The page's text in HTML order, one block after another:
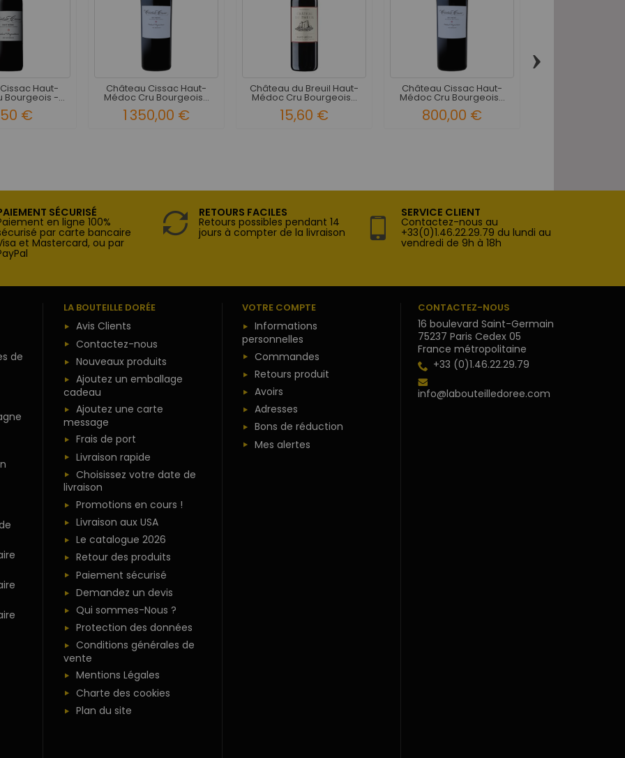
Haut-
Bourgeois -...
€
Château Cissac Haut-
Médoc Cru Bourgeois...
1 350,00 €
Château du Breuil Haut-
Médoc Cru Bourgeois...
15,60 €
Château Cissac Haut-
Médoc Cru Bourgeois...
800,00 €
›
SÉCURISÉ
en ligne 100%
par carte bancaire
et Mastercard, ou par
RETOURS FACILES
Retours possibles pendant 14
jours à compter de la livraison
SERVICE CLIENT
Contactez-nous au
+33(0)1.46.22.29.79 du lundi au
vendredi de 9h à 18h
de
LA BOUTEILLE DORÉE
Avis Clients
Contactez-nous
Nouveaux produits
Ajoutez un emballage
cadeau
Ajoutez une carte
message
Frais de port
Livraison rapide
Choisissez votre date de
livraison
Promotions en cours !
Livraison aux USA
Le catalogue 2026
Retour des produits
Paiement sécurisé
Demandez un devis
Qui sommes-Nous ?
Protection des données
Conditions générales de
vente
Mentions Légales
Charte des cookies
Plan du site
VOTRE COMPTE
Informations
personnelles
Commandes
Retours produit
Avoirs
Adresses
Bons de réduction
Mes alertes
CONTACTEZ-NOUS
16 boulevard Saint-Germain
75237 Paris Cedex 05
France métropolitaine
+33 (0)1.46.22.29.79
info@labouteilledoree.com